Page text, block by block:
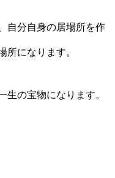
自分自身の居場所を作
所になります。
生の宝物になります。